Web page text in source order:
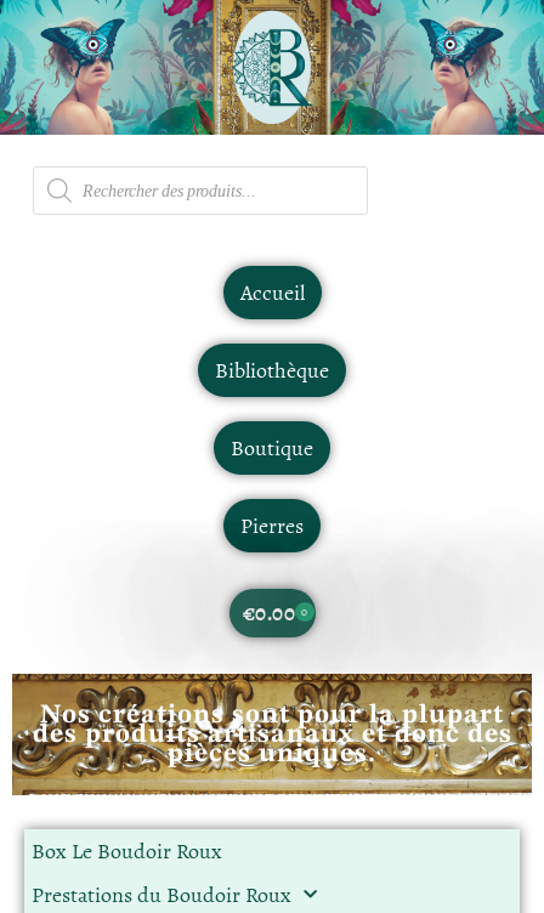
Accueil
Bibliothèque
Boutique
Pierres
€0.00 0
Nos créations sont pour la plupart
des produits artisanaux et donc des
pièces uniques.
Box Le Boudoir Roux
Prestations du Boudoir Roux